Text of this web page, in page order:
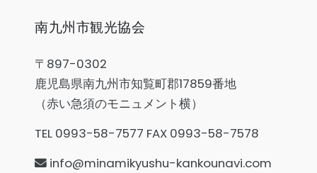
南九州市観光協会
〒897-0302
鹿児島県南九州市知覧町郡17859番地
（赤い急須のモニュメント横）
TEL 0993-58-7577 FAX 0993-58-7578
info@minamikyushu-kankounavi.com